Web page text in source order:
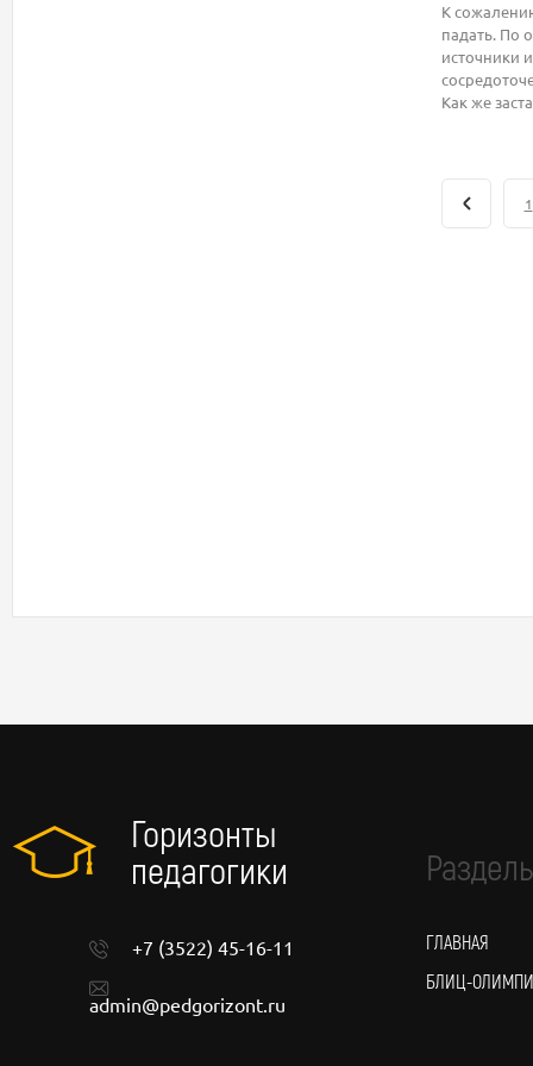
К
падать. По
источники
Как же
1
Горизонты
педагогики
+7 (3522) 45-16-11
admin@pedgorizont.ru
ГЛАВНАЯ
БЛИЦ-